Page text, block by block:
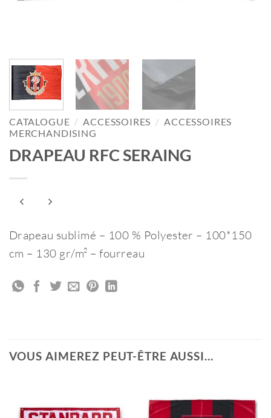
CATALOGUE / ACCESSOIRES / ACCESSOIRES
MERCHANDISING
DRAPEAU RFC SERAING
Drapeau sublimé – 100 % Polyester – 100*150
cm – 130 gr/m² – fourreau
VOUS AIMEREZ PEUT-ÊTRE AUSSI…